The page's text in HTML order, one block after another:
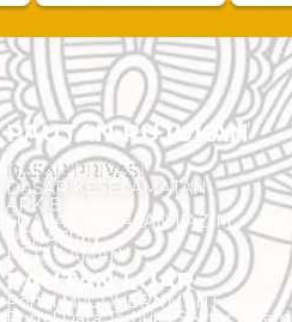
PAUTAN RUJUKAN
DASAR PRIVASI
DASAR KESELAMATAN
ARKIB
SOALAN - SOALAN LAZIM
PENAFIAN
PETA LAMAN
PAUTAN LUAR
Portal MyGOVERNMENT